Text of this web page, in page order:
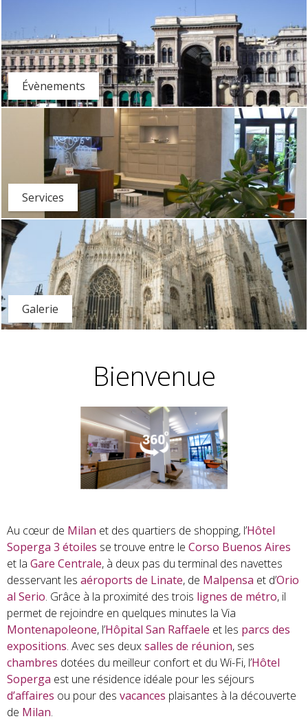
Évènements
Services
Galerie
Bienvenue
Au cœur de Milan et des quartiers de shopping, l’Hôtel
Soperga 3 étoiles se trouve entre le Corso Buenos Aires
et la Gare Centrale, à deux pas du terminal des navettes
desservant les aéroports de Linate, de Malpensa et d’Orio
al Serio. Grâce à la proximité des trois lignes de métro, il
permet de rejoindre en quelques minutes la Via
Montenapoleone, l’Hôpital San Raffaele et les parcs des
expositions. Avec ses deuxsalles de réunion, ses
chambres dotées du meilleur confort et du Wi-Fi, l’Hôtel
Soperga est une résidence idéale pour les séjours
d’affaires ou pour des vacances plaisantes à la découverte
de Milan.